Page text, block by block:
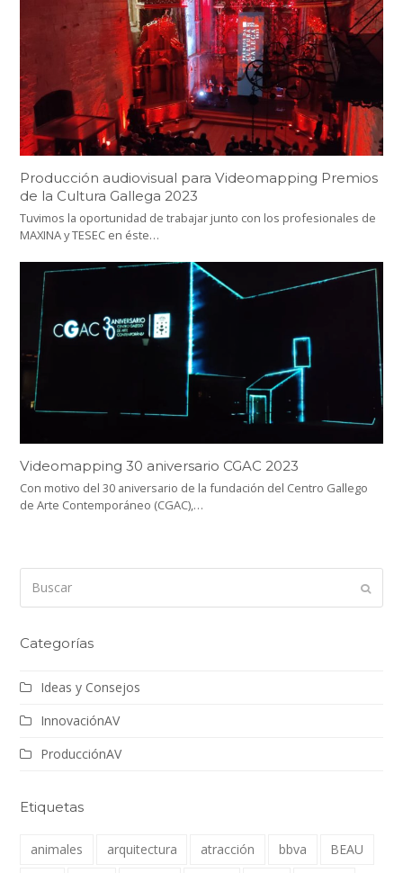
Producción audiovisual para Videomapping Premios
de la Cultura Gallega 2023
Tuvimos la oportunidad de trabajar junto con los profesionales de
MAXINA y TESEC en éste…
Videomapping 30 aniversario CGAC 2023
Con motivo del 30 aniversario de la fundación del Centro Gallego
de Arte Contemporáneo (CGAC),…
Enviar
Categorías
Ideas y Consejos
InnovaciónAV
ProducciónAV
Etiquetas
animales arquitectura atracción bbva
BEAU